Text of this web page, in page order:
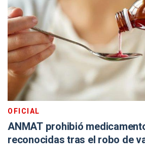
OFICIAL
ANMAT prohibió
reconocidas tras el robo de